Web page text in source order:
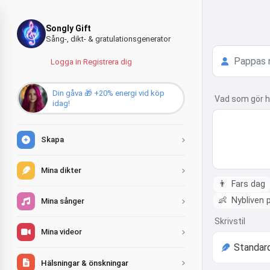
Songly Gift
Sång-, dikt- & gratulationsgenerator
Logga in·Registrera dig
Din gåva 🎁 +20% energi vid köp
idag!
Skapa
Mina dikter
Mina sånger
Mina videor
Hälsningar & önskningar
Vad som gör
👨
Fars dag
👶 Nybliven
Skrivstil